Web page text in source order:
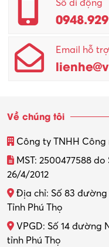
Quản lý chất lượng
Quản lý sản xuất
Quản trị kinh doanh
Thiết kế nội thất
Thợ máy – Ô tô –
Thực tập
Số di động
Email hỗ trợ
Về chúng tôi
Công ty TNHH
MST: 2500477588
26/4/2012
Địa chỉ: Số 83
Tỉnh Phú Thọ
VPGD: Số 14 đường
tỉnh Phú Thọ